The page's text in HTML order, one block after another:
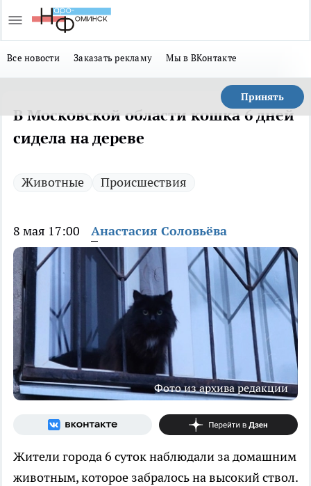
Все новости Заказать рекламу Мы в ВКонтакте
Принять
В Московской области кошка 6 дней
сидела на дереве
Животные Происшествия
8 мая 17:00 Анастасия Соловьёва
Фото из архива редакции
Жители города 6 суток наблюдали за домашним
животным, которое забралось на высокий ствол.